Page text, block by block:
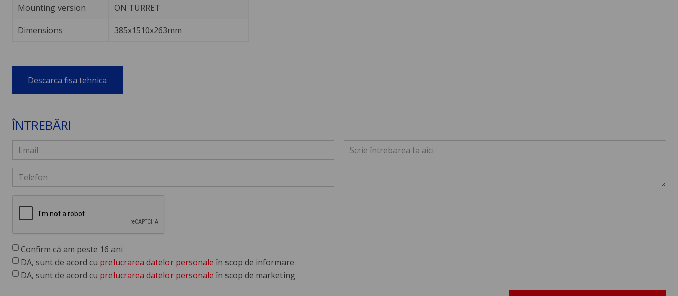
Mounting version ON TURRET
Dimensions 385x1510x263mm
Descarca fisa tehnica
ÎNTREBĂRI
Confirm că am peste 16 ani
DA, sunt de acord cu prelucrarea datelor personale în scop de informare
DA, sunt de acord cu prelucrarea datelor personale în scop de marketing